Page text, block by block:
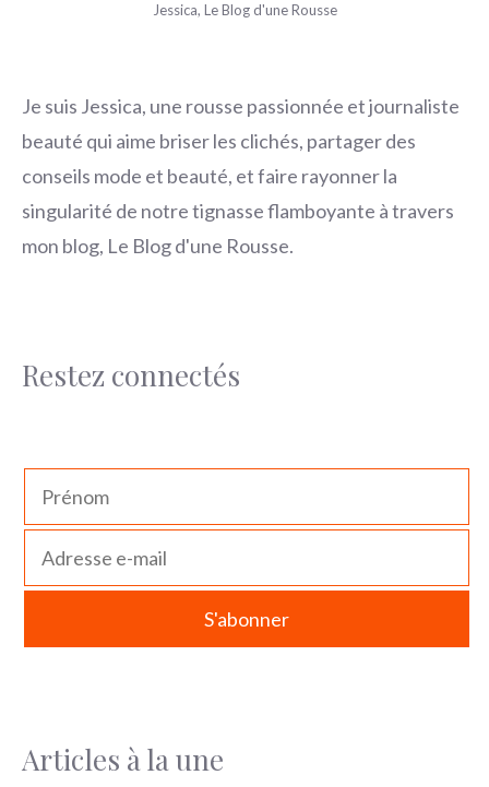
Jessica, Le Blog d'une Rousse
Je suis Jessica, une rousse passionnée et journaliste
beauté qui aime briser les clichés, partager des
conseils mode et beauté, et faire rayonner la
singularité de notre tignasse flamboyante à travers
mon blog, Le Blog d'une Rousse.
Restez connectés
Articles à la une